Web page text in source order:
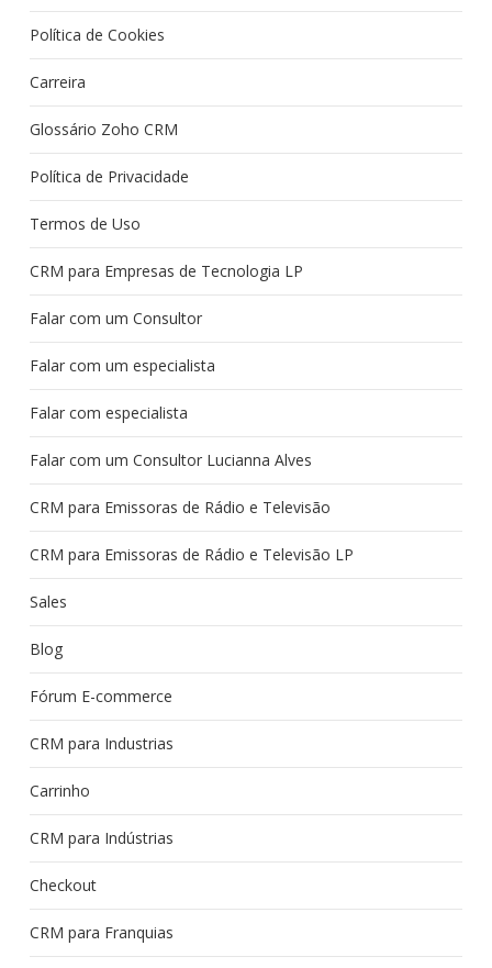
Política de Cookies
Carreira
Glossário Zoho CRM
Política de Privacidade
Termos de Uso
CRM para Empresas de Tecnologia LP
Falar com um Consultor
Falar com um especialista
Falar com especialista
Falar com um Consultor Lucianna Alves
CRM para Emissoras de Rádio e Televisão
CRM para Emissoras de Rádio e Televisão LP
Sales
Blog
Fórum E-commerce
CRM para Industrias
Carrinho
CRM para Indústrias
Checkout
CRM para Franquias